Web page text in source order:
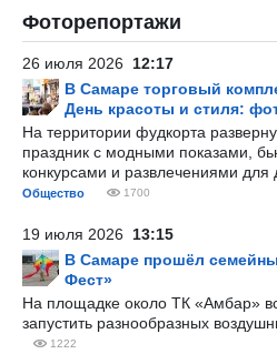
Фоторепортажи
26 июля 2026 12:17
В Самаре торговый
День красоты и стиля:
На территории фудкорта
праздник с модными показами,
конкурсами и развлечениями для
Общество 1700
19 июля 2026 13:15
В Самаре прошёл
Фест»
На площадке около ТК «Амбар»
запустить разнообразных
1222